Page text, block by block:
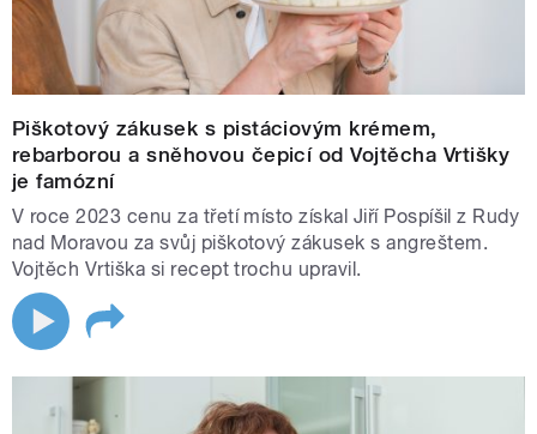
Piškotový zákusek s pistáciovým krémem,
rebarborou a sněhovou čepicí od Vojtěcha Vrtišky
je famózní
V roce 2023 cenu za třetí místo získal Jiří Pospíšil z Rudy
nad Moravou za svůj piškotový zákusek s angreštem.
Vojtěch Vrtiška si recept trochu upravil.